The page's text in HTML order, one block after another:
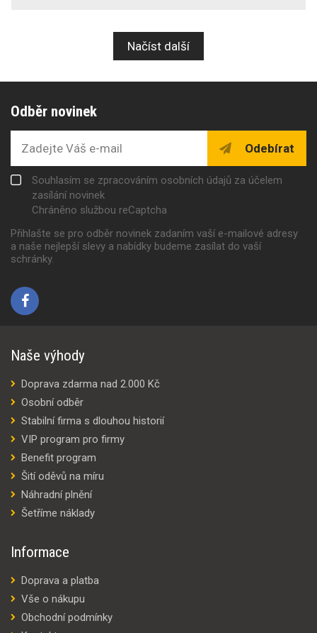
Načíst další
Odběr novinek
Odebírat
Souhlasím se zpracováním osobních údajů za účelem
zasílání novinek
Chráněno službou reCaptcha
Přihlašte se pro odběr novinek zadaním vaší e-mailové adresy
a naše nejlepší slevy a nabídky budeme zasílat do vaší
schránky.
Naše výhody
Doprava zdarma nad 2.000 Kč
Osobní odběr
Stabilní firma s dlouhou historií
VIP program pro firmy
Benefit program
Šití oděvů na míru
Náhradní plnění
Šetříme náklady
Informace
Doprava a platba
Vše o nákupu
Obchodní podmínky